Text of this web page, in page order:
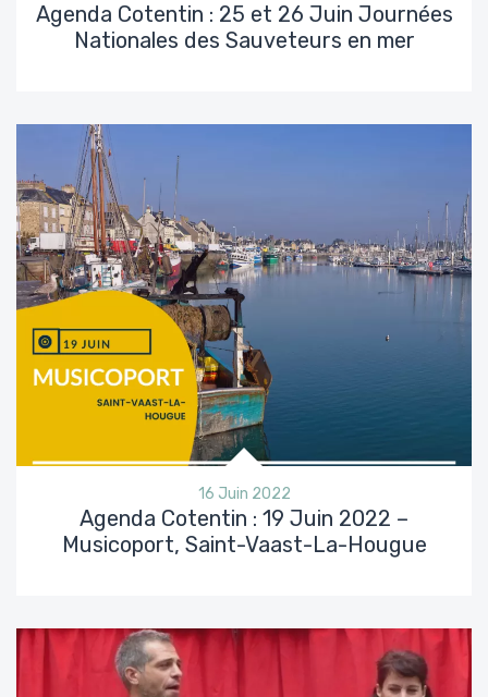
Agenda Cotentin : 25 et 26 Juin Journées
Nationales des Sauveteurs en mer
16 Juin 2022
Agenda Cotentin : 19 Juin 2022 –
Musicoport, Saint-Vaast-La-Hougue